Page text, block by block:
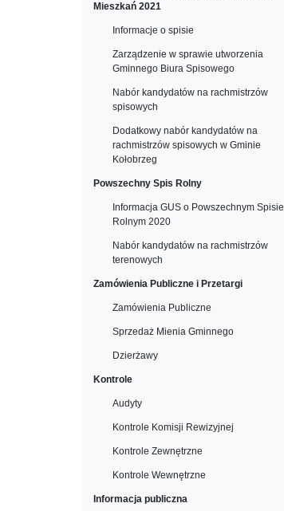
Mieszkań 2021
Informacje o spisie
Zarządzenie w sprawie utworzenia
Gminnego Biura Spisowego
Nabór kandydatów na rachmistrzów
spisowych
Dodatkowy nabór kandydatów na
rachmistrzów spisowych w Gminie
Kołobrzeg
Powszechny Spis Rolny
Informacja GUS o Powszechnym Spisie
Rolnym 2020
Nabór kandydatów na rachmistrzów
terenowych
Zamówienia Publiczne i Przetargi
Zamówienia Publiczne
Sprzedaż Mienia Gminnego
Dzierżawy
Kontrole
Audyty
Kontrole Komisji Rewizyjnej
Kontrole Zewnętrzne
Kontrole Wewnętrzne
Informacja publiczna